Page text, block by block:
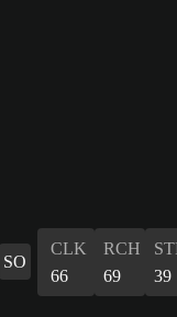
SO
CLK
66
RCH
69
39